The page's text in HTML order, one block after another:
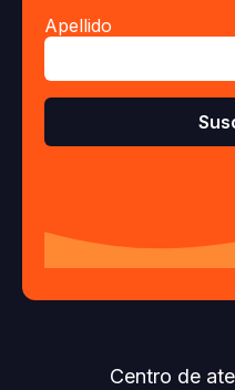
Centro de
Apellido